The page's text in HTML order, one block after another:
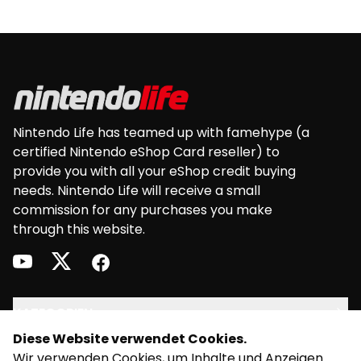
werden. die der Regionseinstellung deiner
europäischen Version von: Nintendo 3DS •
Nintendo 3DS XL • Nintendo 2DS • New Nintendo
2DS XL • New Nintendo 3DS • New Nintendo 3DS
XL • Wii U
Diese Website verwendet Cookies.
Nintendo Life has teamed up with famehype (a
certified Nintendo eShop Card reseller) to
provide you with all your eShop credit buying
needs. Nintendo Life will receive a small
commission for any purchases you make
through this website.
youtubetwitterfacebook
RECHT